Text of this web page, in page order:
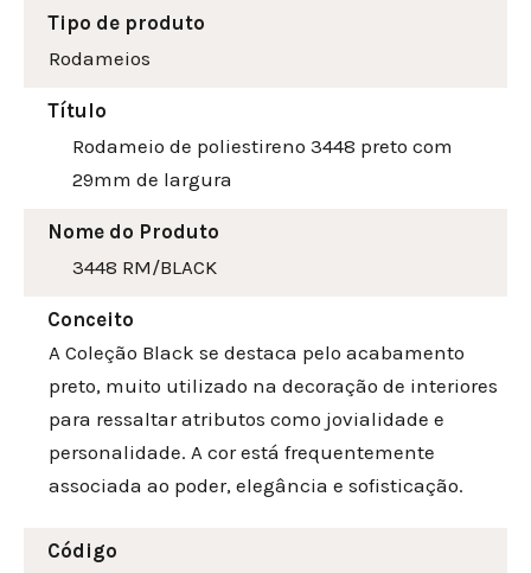
Tipo de produto
Rodameios
Título
Rodameio de poliestireno 3448 preto com
29mm de largura
Nome do Produto
3448 RM/BLACK
Conceito
A Coleção Black se destaca pelo acabamento
preto, muito utilizado na decoração de interiores
para ressaltar atributos como jovialidade e
personalidade. A cor está frequentemente
associada ao poder, elegância e sofisticação.
Código